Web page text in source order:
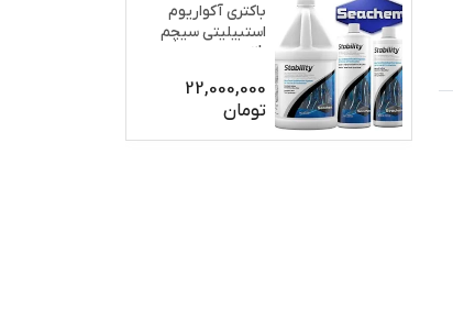
باکتری آکواریوم
استبیلیتی سیچم
2L
22,000,000
تومان